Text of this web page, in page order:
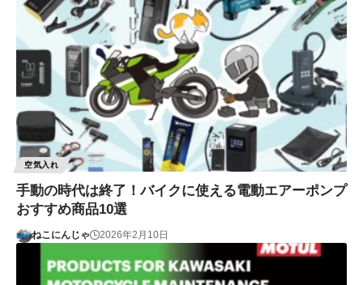
空気入れ
手動の時代は終了！バイクに使える電動エアーポンプ
おすすめ商品10選
ねこにんじゃ 2026年2月10日